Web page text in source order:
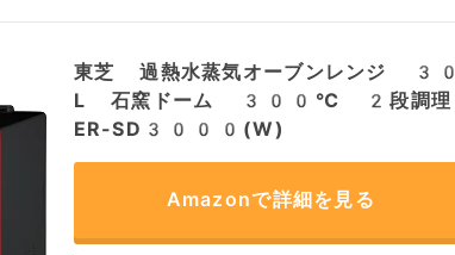
東芝 過熱水蒸気オーブンレンジ 30
L 石窯ドーム 300℃ 2段調理
ER-SD3000(W)
Amazonで詳細を見る